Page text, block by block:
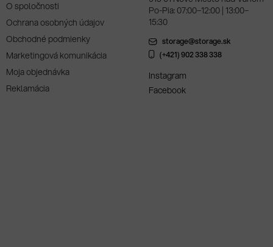
O spoločnosti
Ochrana osobných údajov
Obchodné podmienky
Marketingová komunikácia
Moja objednávka
Reklamácia
Po-Pia: 07:00–12:00 | 13:00–
15:30
storage@storage.sk
(+421) 902 338 338
Instagram
Facebook